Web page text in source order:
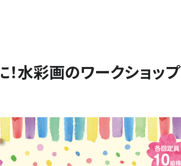
水彩画のワークショップ